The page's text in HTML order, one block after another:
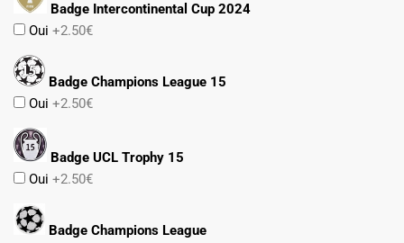
Badge Intercontinental Cup 2024
Oui +2.50€
Badge Champions League 15
Oui +2.50€
Badge UCL Trophy 15
Oui +2.50€
Badge Champions League